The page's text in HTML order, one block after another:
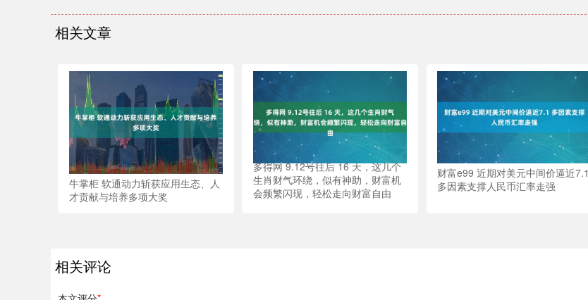
相关文章
牛掌柜 软通动力斩获应用生态、人
才贡献与培养多项大奖
多得网 9.12号往后 16 天，这几个
生肖财气环绕，似有神助，财富机
会频繁闪现，轻松走向财富自由
财富e99 近期对美元中间价逼近7.1
多因素支撑人民币汇率走强
相关评论